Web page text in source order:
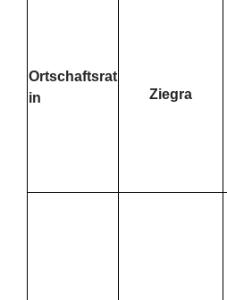
Ortschaftsrat
in
Ziegra